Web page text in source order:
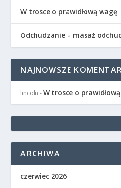
W trosce o prawidłową wagę
Odchudzanie – masaż
NAJNOWSZE
lincoln -W trosce o
ARCHIWA
czerwiec 2026